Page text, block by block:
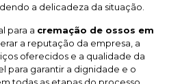
a delicadeza da situação.
para a cremação de ossos em
a reputação da empresa, a
oferecidos e a qualidade da
para garantir a dignidade e o